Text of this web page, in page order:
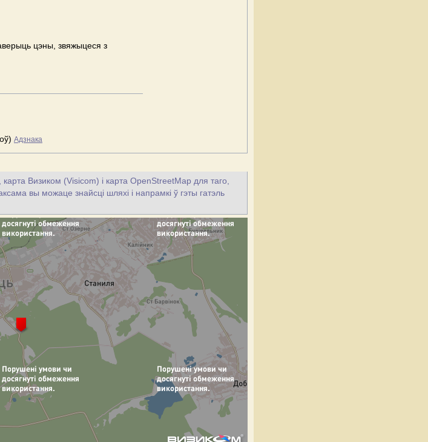
цэны, звяжыцеся з
Адзнака
Визиком (Visicom) і карта OpenStreetMap для таго,
вы можаце знайсці шляхі і напрамкі ў гэты гатэль